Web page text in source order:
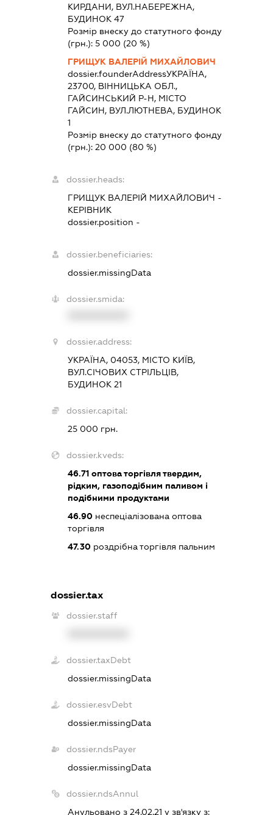
КИРДАНИ, ВУЛ.НАБЕРЕЖНА,
БУДИНОК 47
Розмір внеску до статутного фонду
(грн.):5 000 (20 %)
ГРИЩУК ВАЛЕРІЙ МИХАЙЛОВИЧ
dossier.founderAddressУКРАЇНА,
23700, ВІННИЦЬКА ОБЛ.,
ГАЙСИНСЬКИЙ Р-Н, МІСТО
ГАЙСИН, ВУЛ.ЛЮТНЕВА, БУДИНОК
1
Розмір внеску до статутного фонду
(грн.):20 000 (80 %)
dossier.heads:
ГРИЩУК ВАЛЕРІЙ МИХАЙЛОВИЧ -
КЕРІВНИК
dossier.position -
dossier.beneficiaries:
dossier.missingData
dossier.smida:
dossier.address:
УКРАЇНА, 04053, МІСТО КИЇВ,
ВУЛ.СІЧОВИХ СТРІЛЬЦІВ,
БУДИНОК 21
dossier.capital:
25 000 грн.
dossier.kveds:
46.71 оптова торгівля твердим,
рідким, газоподібним паливом і
подібними продуктами
46.90 неспеціалізована оптова
торгівля
47.30 роздрібна торгівля пальним
dossier.tax
dossier.staff
dossier.taxDebt
dossier.missingData
dossier.esvDebt
dossier.missingData
dossier.ndsPayer
dossier.missingData
dossier.ndsAnnul
Анульовано з 24.02.21 у зв'язку з: